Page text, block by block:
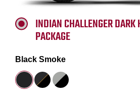
INDIAN CHALLENGER DARK
PACKAGE
Black Smoke